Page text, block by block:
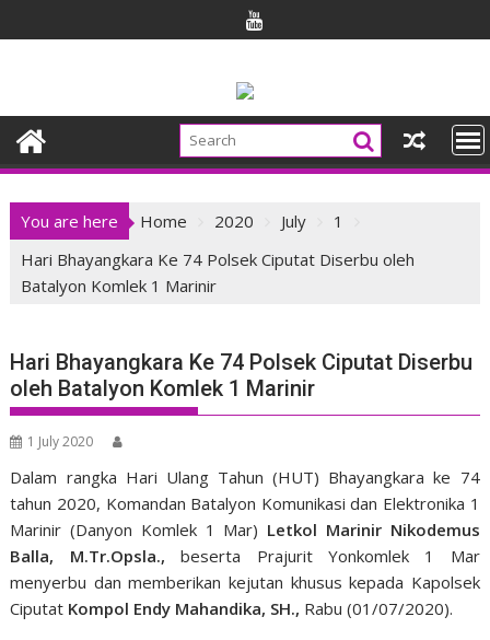
to
You are here Home 2020 July
1
Hari Bhayangkara Ke 74 Polsek Ciputat Diserbu oleh
Batalyon Komlek 1 Marinir
Hari Bhayangkara Ke 74 Polsek Ciputat Diserbu
oleh Batalyon Komlek 1 Marinir
1 July 2020
Dalam rangka Hari Ulang Tahun (HUT) Bhayangkara ke 74
tahun 2020, Komandan Batalyon Komunikasi dan Elektronika 1
Marinir (Danyon Komlek 1 Mar) Letkol Marinir Nikodemus
Balla, M.Tr.Opsla., beserta Prajurit Yonkomlek 1 Mar
menyerbu dan memberikan kejutan khusus kepada Kapolsek
Ciputat Kompol Endy Mahandika, SH., Rabu (01/07/2020).